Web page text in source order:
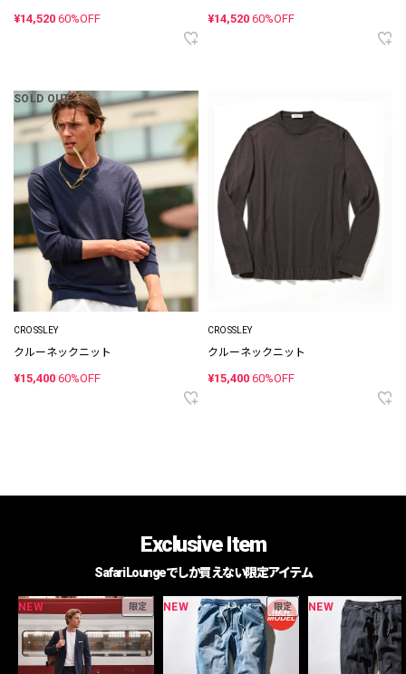
¥14,520 60%OFF ¥14,520 60%OFF
SOLD OUT
CROSSLEY
クルーネックニット
¥15,400 60%OFF
CROSSLEY
クルーネックニット
¥15,400 60%OFF
Exclusive Item
Safari Loungeでしか買えない限定アイテム
NEW 限定 NEW 限定 NEW